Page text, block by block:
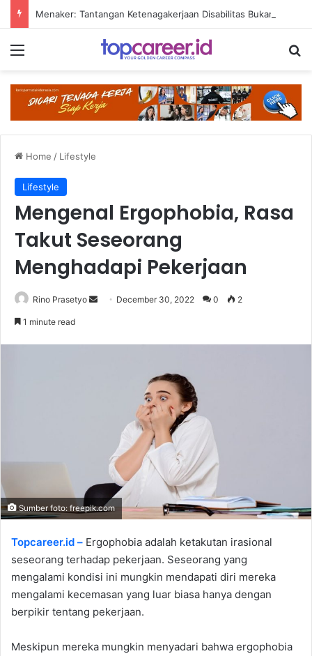
Menu
Home / Lifestyle
Lifestyle
Mengenal Ergophobia, Rasa
Takut Seseorang
Menghadapi Pekerjaan
Rino Prasetyo
Send December 30, 2022 0 2
1 minute read
Sumber foto: freepik.com
Topcareer.id – Ergophobia adalah ketakutan irasional
seseorang terhadap pekerjaan. Seseorang yang
mengalami kondisi ini mungkin mendapati diri mereka
mengalami kecemasan yang luar biasa hanya dengan
berpikir tentang pekerjaan.
Meskipun mereka mungkin menyadari bahwa ergophobia